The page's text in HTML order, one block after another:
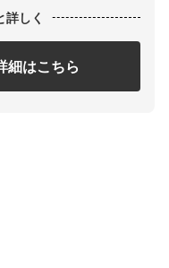
詳しく
細はこちら